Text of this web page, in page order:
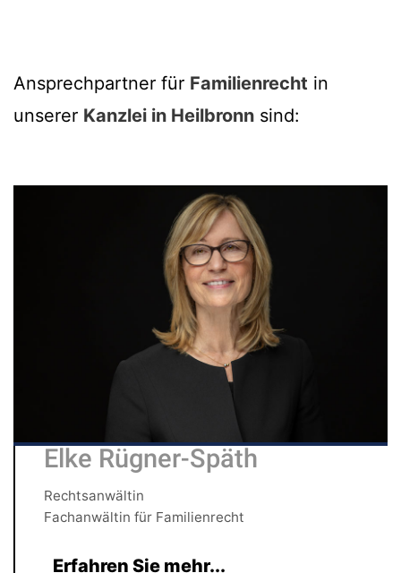
Ansprechpartner für Familienrecht in
unserer Kanzlei in Heilbronn sind:
Elke Rügner-Späth
Rechtsanwältin
Fachanwältin für Familienrecht
Erfahren Sie mehr...